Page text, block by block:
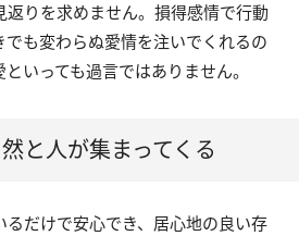
返りを求めません。損得感情で行動
でも変わらぬ愛情を注いでくれるの
いっても過言ではありません。
と人が集まってくる
るだけで安心でき、居心地の良い存